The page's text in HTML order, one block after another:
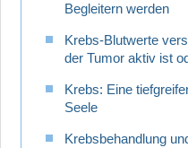
Begleitern werden
Krebs-Blutwerte
der Tumor aktiv ist
Krebs: Eine
Seele
Krebsbehandlung